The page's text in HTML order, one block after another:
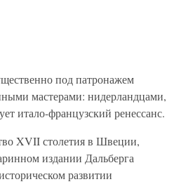
под патронажем
мастерами: нидерландцами,
итало-французский ренессанс.
XVII столетия в Швеции,
издании Дальберга
развитии